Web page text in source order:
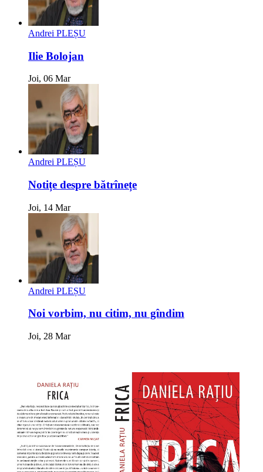
Andrei PLEȘU
Ilie Bolojan
Joi, 06 Mar
Andrei PLEȘU
Notițe despre bătrînețe
Joi, 14 Mar
Andrei PLEȘU
Noi vorbim, nu citim, nu gîndim
Joi, 28 Mar